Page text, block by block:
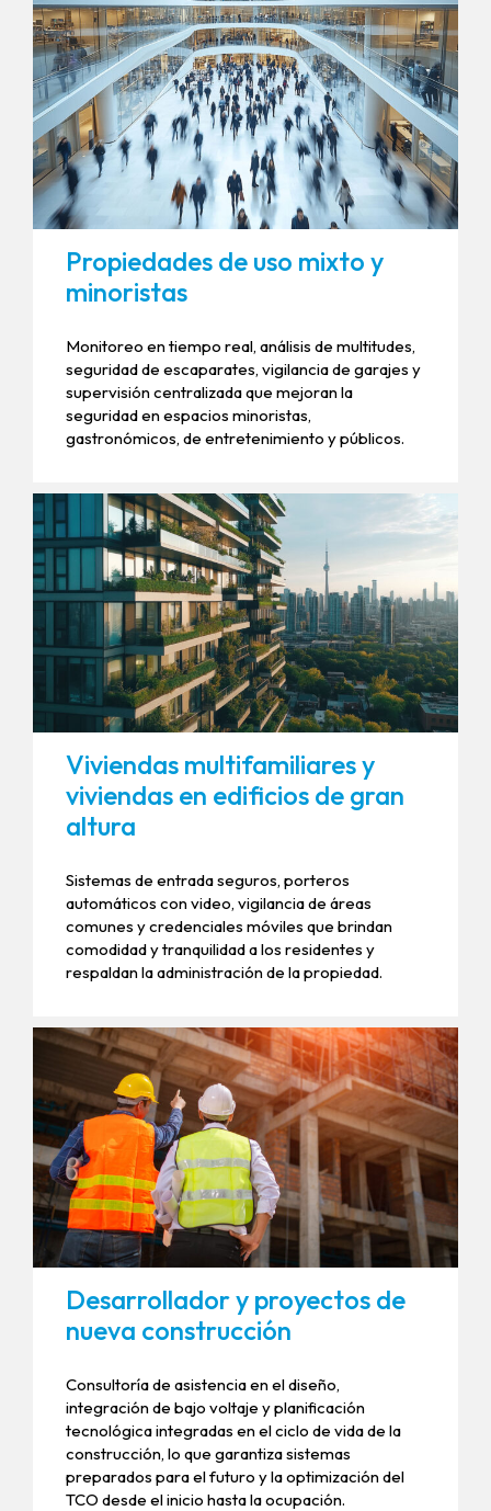
Propiedades de uso mixto y
minoristas
Monitoreo en tiempo real, análisis de multitudes,
seguridad de escaparates, vigilancia de garajes y
supervisión centralizada que mejoran la
seguridad en espacios minoristas,
gastronómicos, de entretenimiento y públicos.
Viviendas multifamiliares y
viviendas en edificios de gran
altura
Sistemas de entrada seguros, porteros
automáticos con video, vigilancia de áreas
comunes y credenciales móviles que brindan
comodidad y tranquilidad a los residentes y
respaldan la administración de la propiedad.
Desarrollador y proyectos de
nueva construcción
Consultoría de asistencia en el diseño,
integración de bajo voltaje y planificación
tecnológica integradas en el ciclo de vida de la
construcción, lo que garantiza sistemas
preparados para el futuro y la optimización del
TCO desde el inicio hasta la ocupación.